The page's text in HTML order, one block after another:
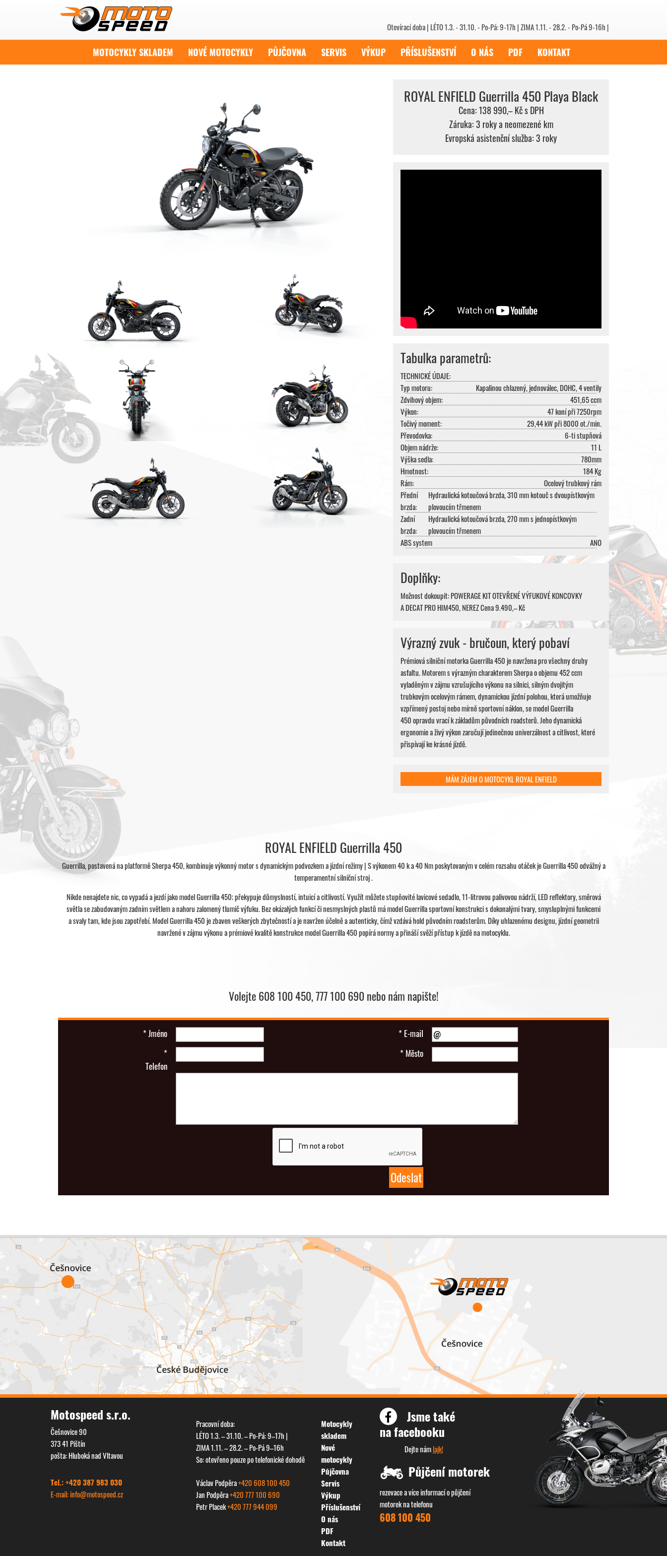
Otevírací doba | LÉTO 1.3. - 31.10. - Po-Pá: 9-17h | ZIMA 1.11. - 28.2. - Po-Pá 9-16h |
MOTOCYKLY SKLADEM NOVÉ MOTOCYKLY PŮJČOVNA SERVIS VÝKUP PŘÍSLUŠENSTVÍ O NÁS PDF KONTAKT
ROYAL ENFIELD Guerrilla 450 Playa Black
Cena: 138 990,– Kč s DPH
Záruka: 3 roky a neomezené km
Evropská asistenční služba: 3 roky
Volejte 608 100 450, 777 100 690 nebo nám napište!
*Jméno * E-mail
*
Telefon
* Město
MÁM ZÁJEM O MOTOCYKL ROYAL ENFIELD
Výrazný zvuk - bručoun, který pobaví
Prémiová silniční motorka Guerrilla 450 je navržena pro všechny druhy
asfaltu. Motorem s výrazným charakterem Sherpa o objemu 452 ccm
vyladěným v zájmu vzrušujícího výkonu na silnici, silným dvojitým
trubkovým ocelovým rámem, dynamickou jízdní polohou, která umožňuje
vzpřímený postoj nebo mírně sportovní náklon, se model Guerrilla
450 opravdu vrací k základům původních roadsterů. Jeho dynamická
ergonomie a živý výkon zaručují jedinečnou univerzálnost a citlivost, které
přispívají ke krásné jízdě.
Doplňky:
Možnost dokoupit: POWERAGE KIT OTEVŘENÉ VÝFUKOVÉ KONCOVKY
A DECAT PRO HIM450, NEREZ Cena 9.490,– Kč
Tabulka parametrů:
TECHNICKÉ ÚDAJE:
Typ motoru:
Kapalinou chlazený, jednoválec, DOHC, 4 ventily
Zdvihový objem:
451,65 ccm
Výkon:
47 koní při 7250rpm
Točivý moment:
29,44 kW při 8000 ot./min.
Převodovka:
6-ti stupňová
Objem nádrže:
11 L
Výška sedla:
780mm
Hmotnost:
184 Kg
Rám:
Ocelový trubkový rám
Přední
brzda:
Hydraulická kotoučová brzda, 310 mm kotouč s dvoupístkovým
plovoucím třmenem
Zadní
brzda:
Hydraulická kotoučová brzda, 270 mm s jednopístkovým
plovoucím třmenem
ABS system
ANO
ROYAL ENFIELD Guerrilla 450
Guerrilla, postavená na platformě Sherpa 450, kombinuje výkonný motor s dynamickým podvozkem a jízdní režimy | S výkonem 40 k a 40 Nm poskytovaným v celém rozsahu otáček je Guerrilla 450 odvážný a
temperamentní silniční stroj .
Nikde nenajdete nic, co vypadá a jezdí jako model Guerrilla 450; překypuje důmyslností, intuicí a citlivostí. Využít můžete stupňovité lavicové sedadlo, 11-litrovou palivovou nádrží, LED reflektory, směrová
světla se zabudovaným zadním světlem a nahoru zalomený tlumič výfuku. Bez okázalých funkcí či nesmyslných plastů má model Guerrilla sportovní konstrukci s dokonalými tvary, smysluplnými funkcemi
a svaly tam, kde jsou zapotřebí. Model Guerrilla 450 je zbaven veškerých zbytečností a je navržen účelně a autenticky, čímž vzdává hold původním roadsterům. Díky uhlazenému designu, jízdní geometrii
navržené v zájmu výkonu a prémiové kvalitě konstrukce model Guerrilla 450 popírá normy a přináší svěží přístup k jízdě na motocyklu.
Motospeed s.r.o.
Češnovice 90
373 41 Pištín
pošta: Hluboká nad Vltavou
Tel.: +420 387 983 030
E-mail: info@motospeed.cz
Pracovní doba:
LÉTO 1.3. – 31.10. – Po-Pá: 9–17h |
ZIMA 1.11. – 28.2. – Po-Pá 9–16h
So: otevřeno pouze po telefonické dohodě
Václav Podpěra+420 608 100 450
Jan Podpěra+420 777 100 690
Petr Placek+420 777 944 099
Motocykly
skladem
Nové
motocykly
Půjčovna
Servis
Výkup
Příslušenství
O nás
PDF
Kontakt
Jsme také
na facebooku
Dejte námlajk!
Půjčení motorek
rezevace a více informací o půjčení
motorek na telefonu
608 100 450